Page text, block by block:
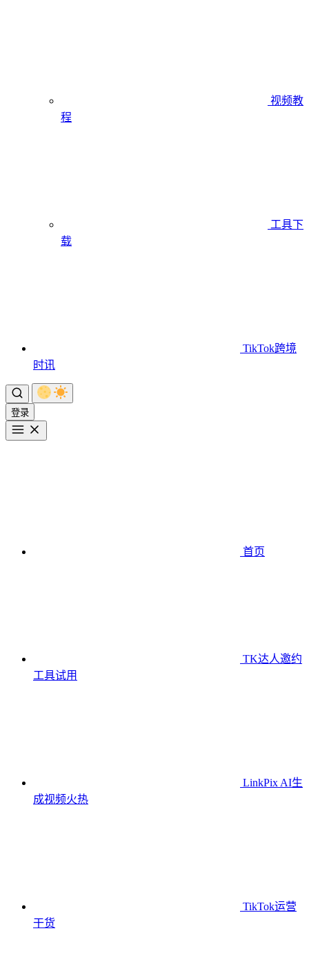
视频教
程
工具下
载
TikTok跨境
时讯
登录
首页
TK达人邀约
工具试用
LinkPix AI生
成视频火热
TikTok运营
干货